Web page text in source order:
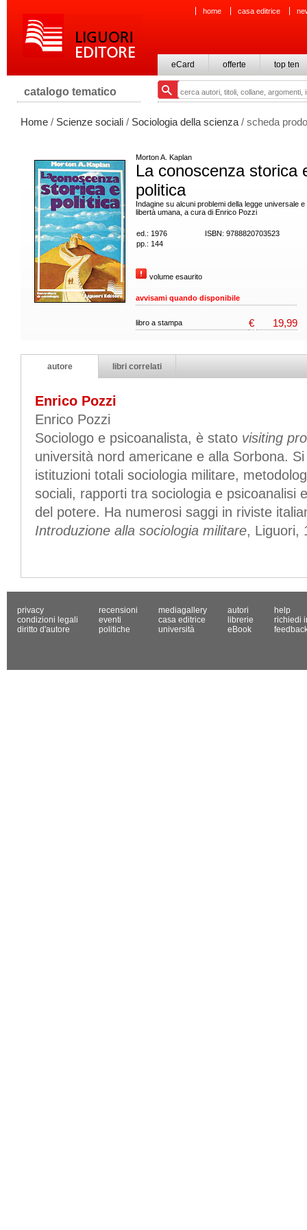
home casa editrice
eCard offerte top ten
catalogo tematico
Home / Scienze sociali / Sociologia della scienza / scheda
Morton A. Kaplan
La conoscenza storica
politica
Indagine su alcuni problemi della legge universale e
libertà umana, a cura di Enrico Pozzi
ed.: 1976
ISBN: 9788820703523
pp.: 144
volume esaurito
avvisami quando disponibile
libro a stampa € 19,99
autore libri correlati
Enrico Pozzi
Enrico Pozzi
Sociologo e psicoanalista, è stato visiting
università nord americane e alla Sorbona.
istituzioni totali sociologia militare,
sociali, rapporti tra sociologia e psicoanalisi
del potere. Ha numerosi saggi in riviste
Introduzione alla sociologia militare, Liguori,
privacy
condizioni legali
diritto d'autore
recensioni
eventi
politiche
mediagallery
casa editrice
università
autori
librerie
eBook
help
richiedi